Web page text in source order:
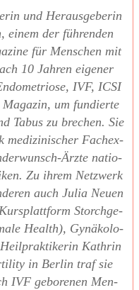
und Her­aus­ge­be­rin
einem der füh­ren­den
für Men­schen mit
10 Jah­ren eige­ner
IVF, ICSI
um fun­dier­te
Tabus zu bre­chen. Sie
medi­zi­ni­scher Fach­ex­
Ärz­te natio­
Zu ihrem Netz­werk
auch Julia Neu­en
Storch­ge­
Health), Gynä­ko­lo­
Kath­rin
in Ber­lin traf sie
IVF gebo­re­nen Men­